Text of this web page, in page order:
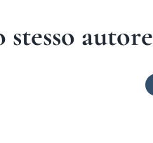
stesso autore